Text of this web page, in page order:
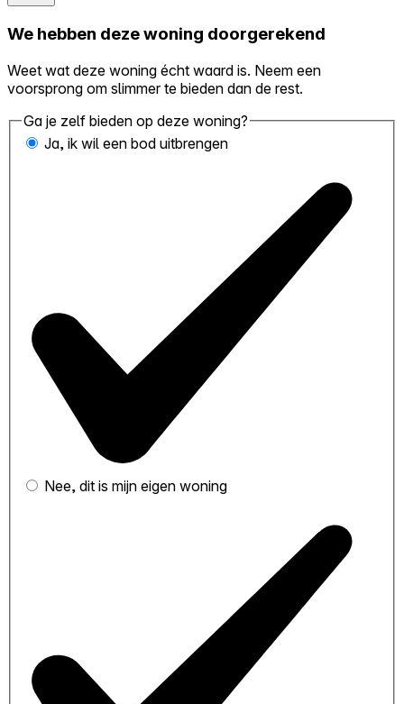
We hebben deze woning doorgerekend
Weet wat deze woning écht waard is. Neem een
voorsprong om slimmer te bieden dan de rest.
Ga je zelf bieden op deze woning?
Ja, ik wil een bod uitbrengen
Nee, dit is mijn eigen woning